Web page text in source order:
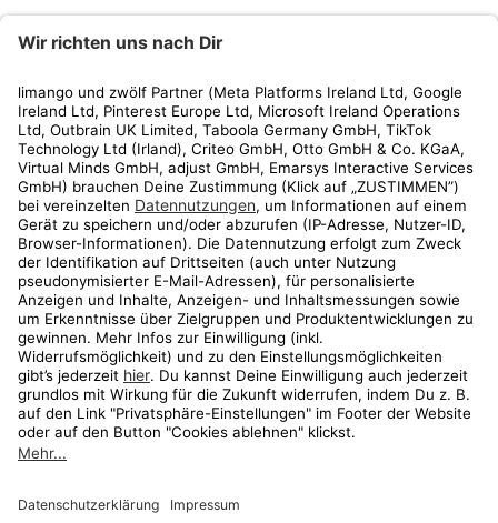
Kundenservice
Shop
Aktionen
Travel